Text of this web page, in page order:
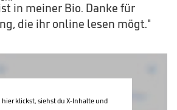
in meiner Bio. Danke für
die ihr online lesen mögt."
hier klickst, siehst du X-Inhalte und